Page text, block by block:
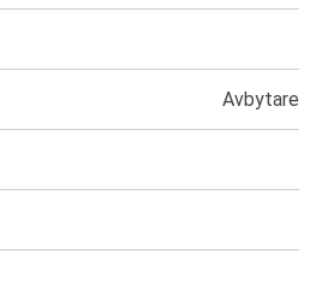
Avbytare